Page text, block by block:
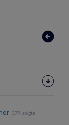
379 solgte